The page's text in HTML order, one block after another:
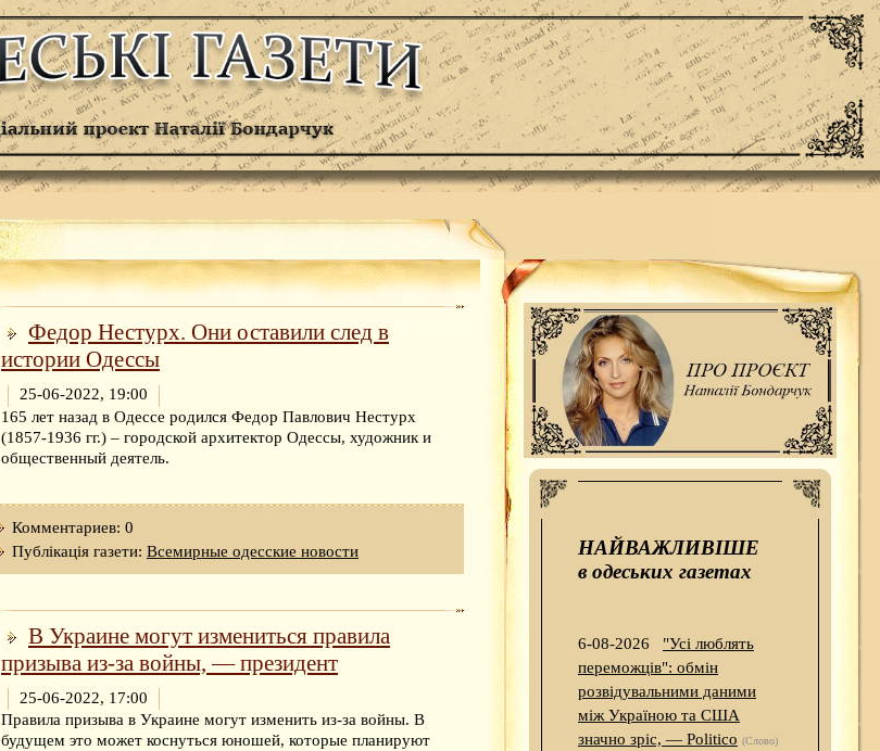
Федор Нестурх. Они оставили след в
истории Одессы
25-06-2022, 19:00
165 лет назад в Одессе родился Федор Павлович Нестурх
(1857-1936 гг.) – городской архитектор Одессы, художник и
общественный деятель.
Комментариев: 0
Публікація газети: Всемирные одесские новости
В Украине могут измениться правила
призыва из-за войны, — президент
25-06-2022, 17:00
Правила призыва в Украине могут изменить из-за войны. В
будущем это может коснуться юношей, которые планируют
НАЙВАЖЛИВІШЕ
в одеських газетах
6-08-2026
"Усі люблять
переможців": обмін
розвідувальними даними
між Україною та США
значно зріс, — Politico (Слово)